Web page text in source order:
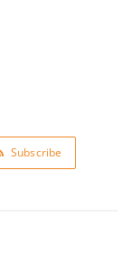
Subscribe